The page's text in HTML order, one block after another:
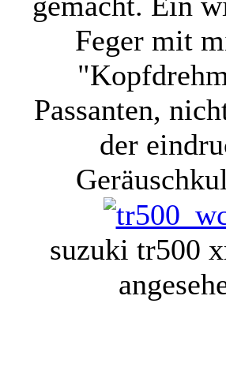
Feger mit
Passanten,
der
suzuki tr500